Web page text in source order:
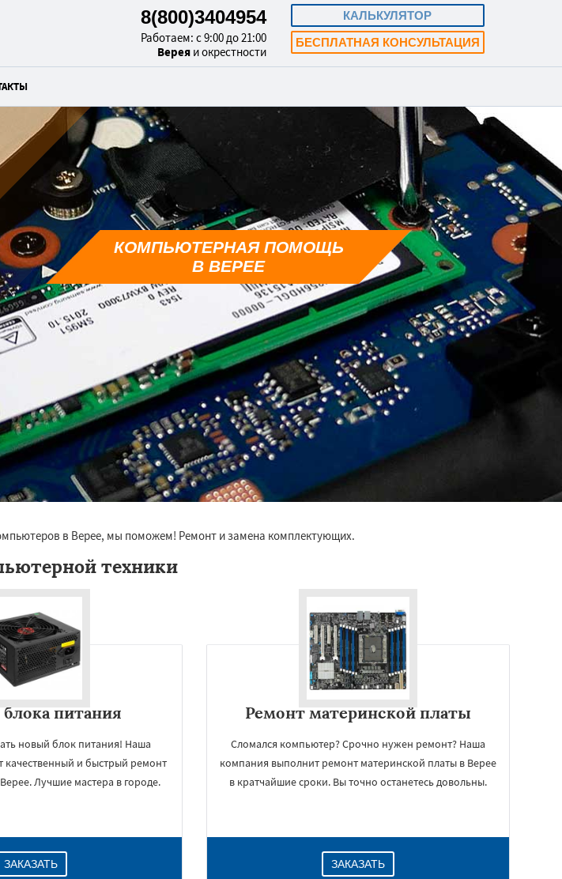
КАЛЬКУЛЯТОР
БЕСПЛАТНАЯ КОНСУЛЬТАЦИЯ
8(800)3404954
Работаем: с 9:00 до 21:00
Верея и окрестности
КОМПЬЮТЕРНАЯ ПОМОЩЬ
В ВЕРЕЕ
в Верее, мы поможем! Ремонт и замена комплектующих.
техники
питания
новый блок питания! Наша
качественный и быстрый ремонт
Лучшие мастера в городе.
ЗАКАЗАТЬ
Ремонт материнской платы
Сломался компьютер? Срочно нужен ремонт? Наша
компания выполнит ремонт материнской платы в Верее
в кратчайшие сроки. Вы точно останетесь довольны.
ЗАКАЗАТЬ